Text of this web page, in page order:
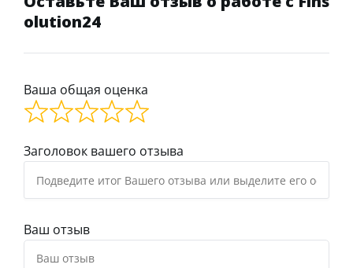
olution24
Ваша общая оценка
Заголовок вашего отзыва
Ваш отзыв